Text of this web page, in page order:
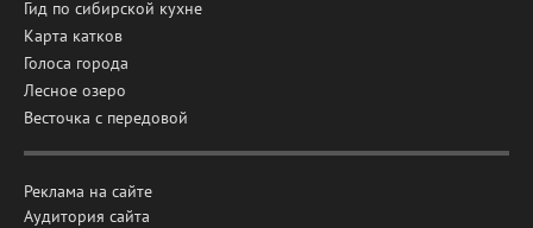
Гид по сибирской кухне
Карта катков
Голоса города
Лесное озеро
Весточка с передовой
Реклама на сайте
Аудитория сайта